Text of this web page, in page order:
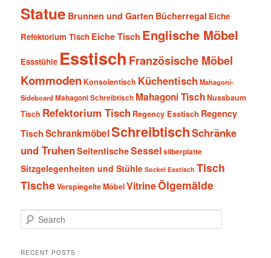
Statue Brunnen und Garten Bücherregal Eiche
Refektorium Tisch Eiche Tisch Englische Möbel
Essstühle Esstisch Französische Möbel
Kommoden Konsolentisch Küchentisch Mahagoni-
SideboardMahagoni Schreibtisch Mahagoni TischNussbaum
Tisch Refektorium Tisch Regency Esstisch Regency
Tisch SchrankmöbelSchreibtischSchränke
und TruhenSeitentischeSesselsilberplatte
Sitzgelegenheiten und Stühle Sockel Esstisch Tisch
TischeVerspiegelte MöbelVitrineÖlgemälde
e
rRECENT POSTS